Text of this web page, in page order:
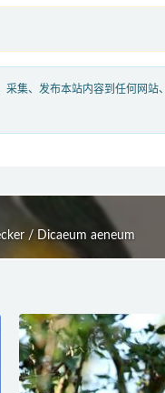
采集、发布本站内容到任何网站
/ Dicaeum aeneum